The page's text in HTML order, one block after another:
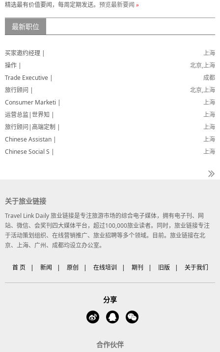
精选最有价值要闻，每周定期发送。 预览最新要闻 »
最新职位
上海
买家邀约经理 |
北京,上海
操作 |
成都
Trade Executive |
北京,上海
旅行顾问 |
上海
Consumer Marketi |
上海
运营总监|世界知 |
上海
旅行顾问|高端定制 |
上海
Chinese Assistan |
上海
Chinese Social S |
关于旅业链接
Travel Link Daily 旅业链接是专注旅游市场的综合电子媒体，拥有电子刊、网
站、微信、会奖刊四大媒体平台，超过100,000旅业读者。同时，旅业链接专注
于活动策划组织、在线营销推广、旅业招聘等多个领域。目前。旅业链接在北
京、上海、广州、成都均设立办公室。
首 页 | 新闻 | 原创 | 在线培训 | 期刊 | 旧版 | 关于我们
分享
合作伙伴